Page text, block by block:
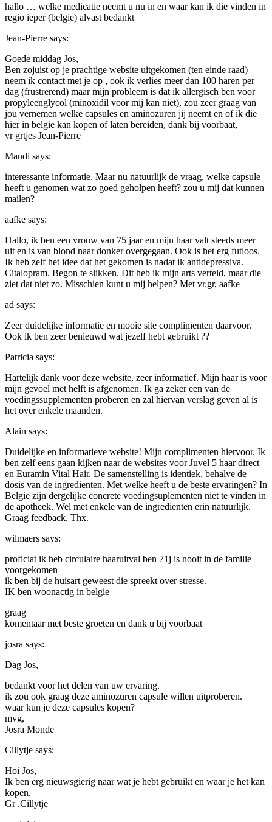
hallo … welke medicatie neemt u nu in en waar kan ik die vinden in
regio ieper (belgie) alvast bedankt
Jean-Pierre says:
Goede middag Jos,
Ben zojuist op je prachtige website uitgekomen (ten einde raad)
neem ik contact met je op , ook ik verlies meer dan 100 haren per
dag (frustrerend) maar mijn probleem is dat ik allergisch ben voor
propyleenglycol (minoxidil voor mij kan niet), zou zeer graag van
jou vernemen welke capsules en aminozuren jij neemt en of ik die
hier in belgie kan kopen of laten bereiden, dank bij voorbaat,
vr grtjes Jean-Pierre
Maudi says:
interessante informatie. Maar nu natuurlijk de vraag, welke capsule
heeft u genomen wat zo goed geholpen heeft? zou u mij dat kunnen
mailen?
aafke says:
Hallo, ik ben een vrouw van 75 jaar en mijn haar valt steeds meer
uit en is van blond naar donker overgegaan. Ook is het erg futloos.
Ik heb zelf het idee dat het gekomen is nadat ik antidepressiva.
Citalopram. Begon te slikken. Dit heb ik mijn arts verteld, maar die
ziet dat niet zo. Misschien kunt u mij helpen? Met vr.gr, aafke
ad says:
Zeer duidelijke informatie en mooie site complimenten daarvoor.
Ook ik ben zeer benieuwd wat jezelf hebt gebruikt ??
Patricia says:
Hartelijk dank voor deze website, zeer informatief. Mijn haar is voor
mijn gevoel met helft is afgenomen. Ik ga zeker een van de
voedingssupplementen proberen en zal hiervan verslag geven al is
het over enkele maanden.
Alain says:
Duidelijke en informatieve website! Mijn complimenten hiervoor. Ik
ben zelf eens gaan kijken naar de websites voor Juvel 5 haar direct
en Euramin Vital Hair. De samenstelling is identiek, behalve de
dosis van de ingredienten. Met welke heeft u de beste ervaringen? In
Belgie zijn dergelijke concrete voedingsuplementen niet te vinden in
de apotheek. Wel met enkele van de ingredienten erin natuurlijk.
Graag feedback. Thx.
wilmaers says:
proficiat ik heb circulaire haaruitval ben 71j is nooit in de familie
voorgekomen
ik ben bij de huisart geweest die spreekt over stresse.
IK ben woonactig in belgie
graag
komentaar met beste groeten en dank u bij voorbaat
josra says:
Dag Jos,
bedankt voor het delen van uw ervaring.
ik zou ook graag deze aminozuren capsule willen uitproberen.
waar kun je deze capsules kopen?
mvg,
Josra Monde
Cillytje says:
Hoi Jos,
Ik ben erg nieuwsgierig naar wat je hebt gebruikt en waar je het kan
kopen.
Gr .Cillytje